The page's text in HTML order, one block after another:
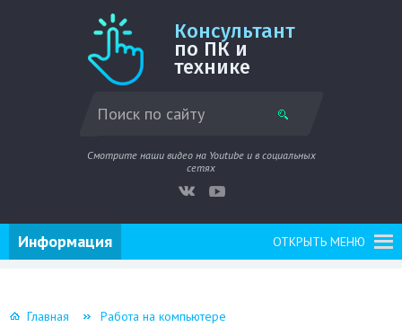
Консультант
по ПК и
технике
Смотрите наши видео на Youtube и в социальных
сетях
ОТКРЫТЬ МЕНЮ
Информация
Главная Работа на компьютере